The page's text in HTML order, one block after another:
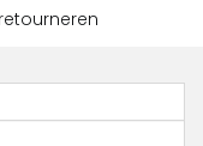
retourneren